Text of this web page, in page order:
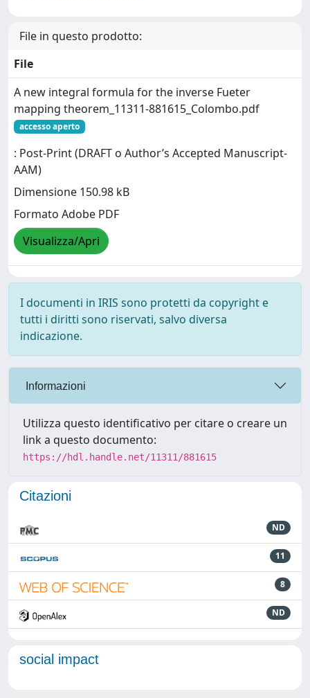
File in questo prodotto:
File
A new integral formula for the inverse Fueter
mapping theorem_11311-881615_Colombo.pdf
accesso aperto
: Post-Print (DRAFT o Author’s Accepted Manuscript-
AAM)
Dimensione 150.98 kB
Formato Adobe PDF
Visualizza/Apri
I documenti in IRIS sono protetti da copyright e
tutti i diritti sono riservati, salvo diversa
indicazione.
Informazioni
Utilizza questo identificativo per citare o creare un
link a questo documento:
https://hdl.handle.net/11311/881615
Citazioni
ND
11
8
ND
social impact